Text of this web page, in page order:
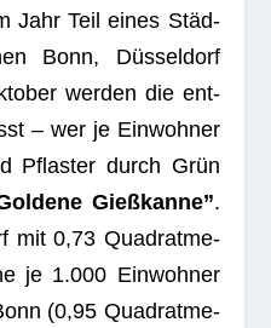
Jahr Teil eines Städ­
Bonn, Düs­sel­dorf
wer­den die ent­
– wer je Ein­woh­ner
Pflas­ter durch Grün
Gieß­kanne”.
mit 0,73 Qua­drat­me­
je 1.000 Ein­woh­ner
(0,95 Qua­drat­me­